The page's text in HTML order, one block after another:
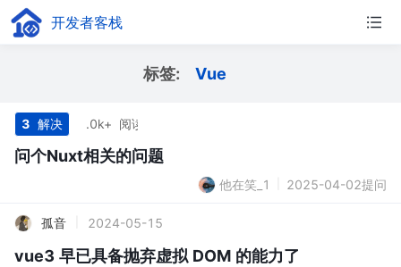
开发者客栈
标签: Vue
3 解决 1.0k+ 阅读
问个Nuxt相关的问题
他在笑_1 2025-04-02提问
孤音 2024-05-15
vue3 早已具备抛弃虚拟 DOM 的能力了